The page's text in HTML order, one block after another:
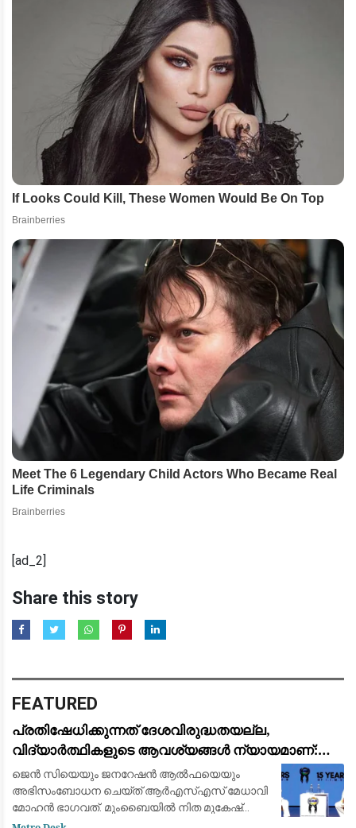
[ad_2]
Share this story
FEATURED
പ്രതിഷേധിക്കുന്നത് ദേശവിരുദ്ധതയല്ല,
വിദ്യാർത്ഥികളുടെ ആവശ്യങ്ങൾ ന്യായമാണ്:
ആർ.എസ്.എസ് മേധാവി മോഹൻ ഭാഗവത്
ജെൻ സിയെയും ജനറേഷൻ ആൽഫയെയും
അഭിസംബോധന ചെയ്ത് ആർഎസ്എസ് മേധാവി
മോഹൻ ഭാഗവത്. മുംബൈയിൽ നിത മുകേഷ്
അംബാനി കൾച്ചറൽ സെൻ്ററിൽ നടക്കുന്ന